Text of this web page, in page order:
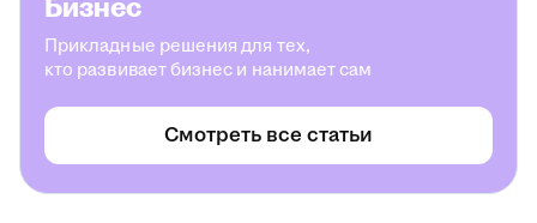
Бизнес
Прикладные решения для тех,
кто развивает бизнес и нанимает сам
Смотреть все статьи